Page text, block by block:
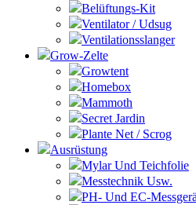
Belüftungs-Kit
Ventilator / Udsug
Ventilationsslanger
Grow-Zelte
Growtent
Homebox
Mammoth
Secret Jardin
Plante Net / Scrog
Ausrüstung
Mylar Und Teichfolie
Messtechnik Usw.
PH- Und EC-